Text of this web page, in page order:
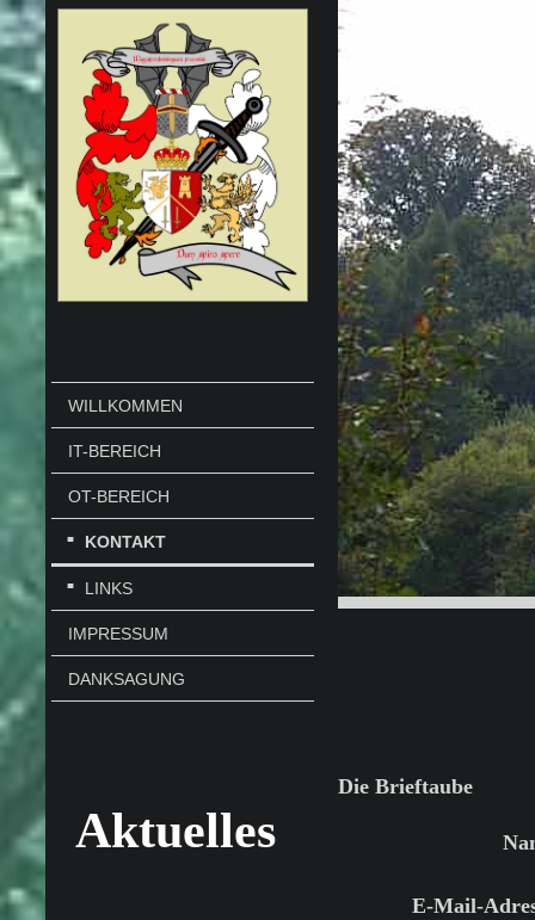
WILLKOMMEN
IT-BEREICH
OT-BEREICH
KONTAKT
LINKS
IMPRESSUM
DANKSAGUNG
Aktuelles
Die Brieftaube
E-Mail-